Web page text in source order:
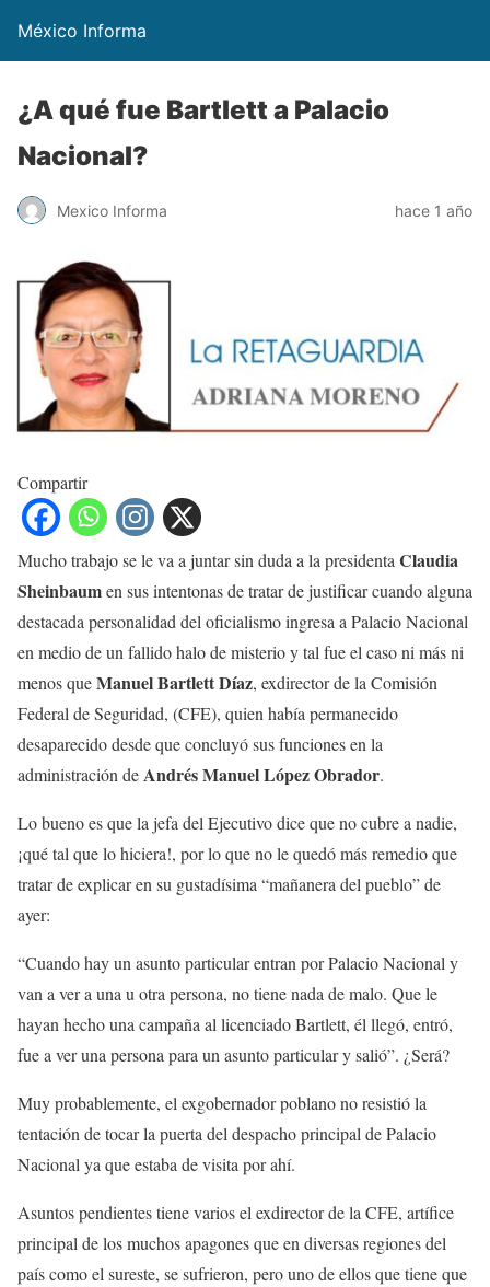
México Informa
¿A qué fue Bartlett a Palacio
Nacional?
Mexico Informa hace 1 año
Compartir
Mucho trabajo se le va a juntar sin duda a la presidenta Claudia
Sheinbaumen sus intentonas de tratar de justificar cuando alguna
destacada personalidad del oficialismo ingresa a Palacio Nacional
en medio de un fallido halo de misterio y tal fue el caso ni más ni
menos queManuel Bartlett Díaz, exdirector de la Comisión
Federal de Seguridad, (CFE), quien había permanecido
desaparecido desde que concluyó sus funciones en la
administración deAndrés Manuel López Obrador.
Lo bueno es que la jefa del Ejecutivo dice que no cubre a nadie,
¡qué tal que lo hiciera!, por lo que no le quedó más remedio que
tratar de explicar en su gustadísima “mañanera del pueblo” de
ayer:
“Cuando hay un asunto particular entran por Palacio Nacional y
van a ver a una u otra persona, no tiene nada de malo. Que le
hayan hecho una campaña al licenciado Bartlett, él llegó, entró,
fue a ver una persona para un asunto particular y salió”. ¿Será?
Muy probablemente, el exgobernador poblano no resistió la
tentación de tocar la puerta del despacho principal de Palacio
Nacional ya que estaba de visita por ahí.
Asuntos pendientes tiene varios el exdirector de la CFE, artífice
principal de los muchos apagones que en diversas regiones del
país como el sureste, se sufrieron, pero uno de ellos que tiene que